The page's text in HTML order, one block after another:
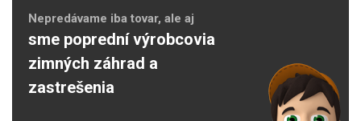
Nepredávame iba tovar, ale aj
sme poprední výrobcovia
zimných záhrad a
zastrešenia